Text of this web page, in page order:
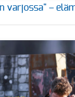
varjossa" –